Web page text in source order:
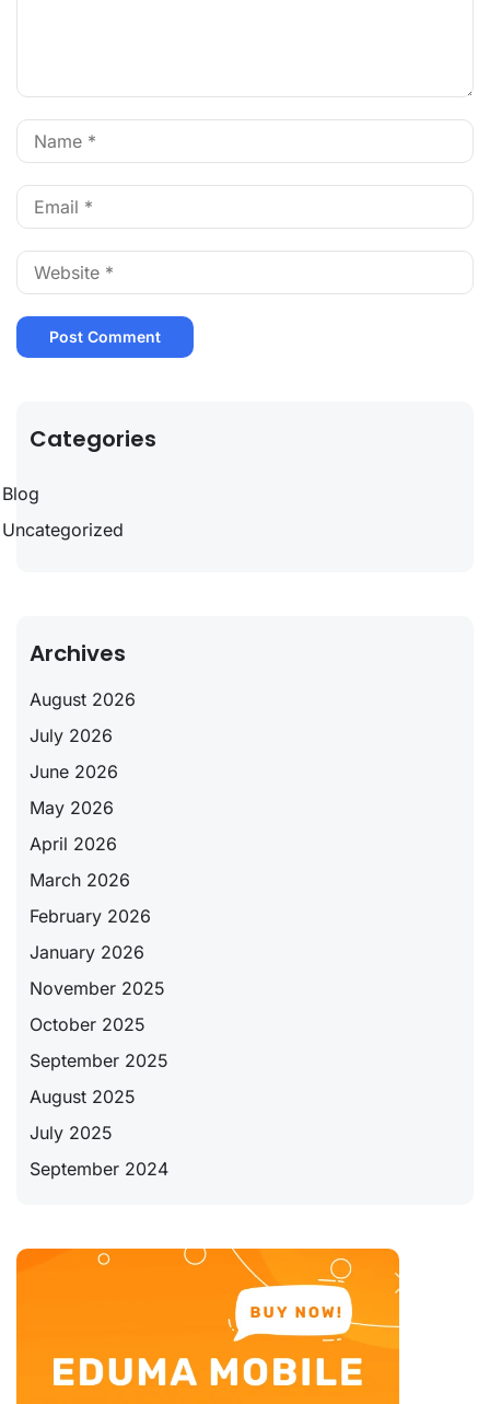
Categories
Blog
Uncategorized
Archives
August 2026
July 2026
June 2026
May 2026
April 2026
March 2026
February 2026
January 2026
November 2025
October 2025
September 2025
August 2025
July 2025
September 2024